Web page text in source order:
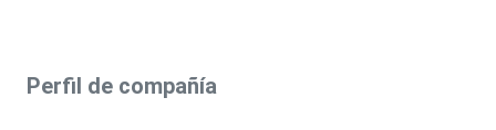
Perfil de compañía